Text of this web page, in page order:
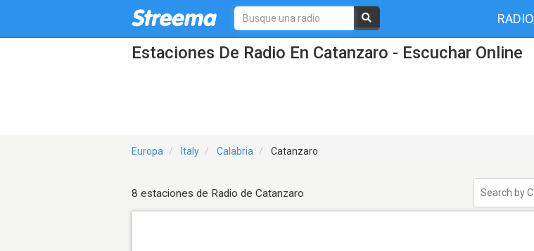
RADIO
Estaciones De Radio En Catanzaro - Escuchar Online
Europa Italy Calabria Catanzaro
8 estaciones de Radio de Catanzaro